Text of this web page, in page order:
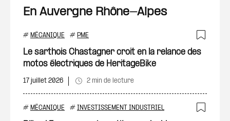
En Auvergne Rhône-Alpes
# MÉCANIQUE # PME
Le sarthois Chastagner croit en la relance des
motos électriques de HeritageBike
17 juillet 2026 2 min de lecture
# MÉCANIQUE # INVESTISSEMENT INDUSTRIEL